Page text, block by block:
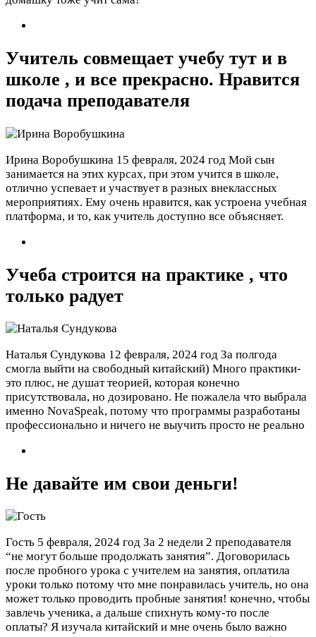
Учитель совмещает учебу тут и в
школе , и все прекрасно. Нравится
подача преподавателя
Ирина Воробушкина 15 февраля, 2024 год Мой сын
занимается на этих курсах, при этом учится в школе,
отлично успевает и участвует в разных внеклассных
мероприятиях. Ему очень нравится, как устроена учебная
платформа, и то, как учитель доступно все объясняет.
Учеба строится на практике , что
только радует
Наталья Сундукова 12 февраля, 2024 год За полгода
смогла выйти на свободный китайский) Много практики-
это плюс, не душат теорией, которая конечно
присутствовала, но дозировано. Не пожалела что выбрала
именно NovaSpeak, потому что программы разработаны
профессионально и ничего не выучить просто не реально
Не давайте им свои деньги!
Гость 5 февраля, 2024 год За 2 недели 2 преподавателя
“не могут больше продолжать занятия”. Договорилась
после пробного урока с учителем на занятия, оплатила
уроки только потому что мне понравилась учитель, но она
может только проводить пробные занятия! конечно, чтобы
завлечь ученика, а дальше спихнуть кому-то после
оплаты? Я изучала китайский и мне очень было важно